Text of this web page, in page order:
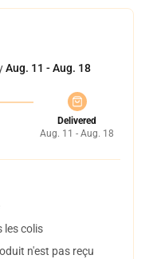
Aug. 11 - Aug. 18
Delivered
Aug. 11 - Aug. 18
les colis
n'est pas reçu